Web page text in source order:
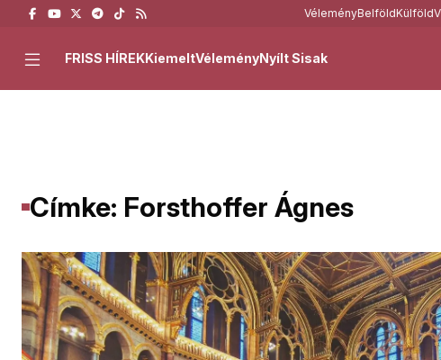
VéleményBelföldKülföld
FRISS HÍREKKiemeltVéleményNyílt Sisak
Címke: Forsthoffer Ágnes